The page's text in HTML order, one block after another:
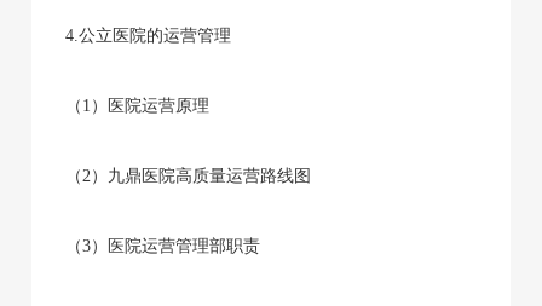
4.公立医院的运营管理
（1）医院运营原理
（2）九鼎医院高质量运营路线图
（3）医院运营管理部职责